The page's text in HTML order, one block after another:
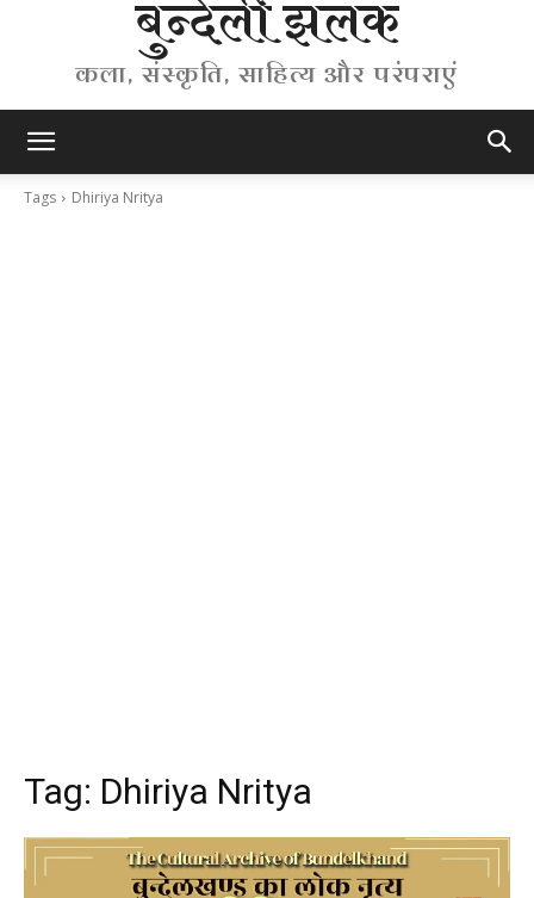
बुन्देली झलक
कला, संस्कृति, साहित्य और परंपराएं
Tags Dhiriya Nritya
Tag: Dhiriya Nritya